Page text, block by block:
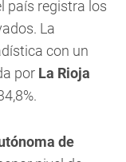
país registra los
La
con un
por La Rioja
de